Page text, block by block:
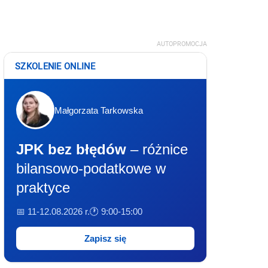
AUTOPROMOCJA
SZKOLENIE ONLINE
Małgorzata Tarkowska
JPK bez błędów – różnice
bilansowo-podatkowe w
praktyce
📅 11-12.08.2026 r.🕐 9:00-15:00
Zapisz się